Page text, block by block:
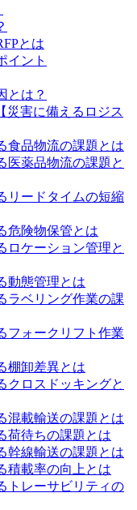
とは
イント
とは？
災害に備えるロジス
食品物流の課題とは
医薬品物流の課題と
リードタイムの短縮
危険物保管とは
ロケーション管理と
動態管理とは
ラベリング作業の課
フォークリフト作業
棚卸差異とは
クロスドッキングと
混載輸送の課題とは
荷待ちの課題とは
幹線輸送の課題とは
積載率の向上とは
トレーサビリティの